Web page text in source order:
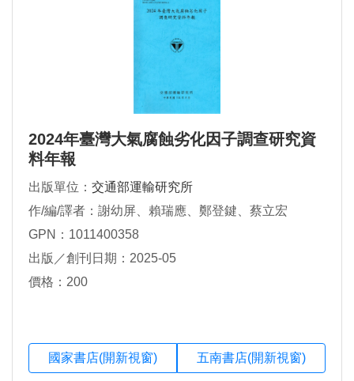
2024年臺灣大氣腐蝕劣化因子調查研究資
料年報
出版單位： 交通部運輸研究所
作/編/譯者：謝幼屏、賴瑞應、鄭登鍵、蔡立宏
GPN：1011400358
出版／創刊日期：2025-05
價格：200
國家書店(開新視窗) 五南書店(開新視窗)